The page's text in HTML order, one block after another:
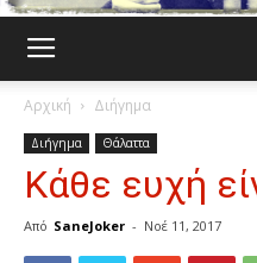
Αρχική Διήγημα
Διήγημα Θάλαττα
Κάθε ευχή
Από SaneJoker - Νοέ 11, 2017